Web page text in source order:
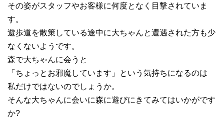
その姿がスタッフやお客様に何度となく目撃されていま
す。
遊歩道を散策している途中に大ちゃんと遭遇された方も少
なくないようです。
森で大ちゃんに会うと
「ちょっとお邪魔しています」という気持ちになるのは
私だけではないのでしょうか。
そんな大ちゃんに会いに森に遊びにきてみてはいかがです
か?